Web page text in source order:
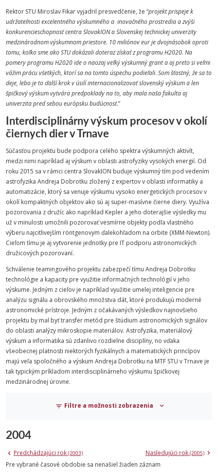
Rektor STU Miroslav Fikar vyjadril presvedčenie, že “projekt prispeje k
udržateľnosti excelentného výskumného a inovačného prostredia a zvýši
konkurencieschopnosť centra SlovakION a Slovenskej technickej univerzity
medzinárodnom výskumnom priestore. 10 miliónov eur je dvojnásobok oproti
tomu, koľko sme ako STU dokázali doteraz získať z programu H2020. Na
pomery programu H2020 ide o naozaj veľký výskumný grant a aj preto si veľmi
vážim prácu všetkých, ktorí sa na tomto úspechu podieľali. Som šťastný, že sa to
deje, lebo je to ďalší krok v úsilí internacionalizovať slovenský výskum a len
špičkový výskum vytvára predpoklady na to, aby mala naša fakulta aj
univerzita pred sebou európsku budúcnosť.”
Interdisciplinárny výskum procesov v okolí
čiernych dier v Trnave
Súčasťou projektu bude podpora celého spektra výskumných aktivít,
medzi nimi napríklad aj výskum v oblasti astrofyziky vysokých energií. Od
roku 2015 sa v rámci centra SlovakION buduje výskumný tím pod vedením
astrofyzika Andreja Dobrotku zložený z expertov v oblasti informatiky a
automatizácie, ktorý sa venuje výskumu vysoko energetických procesov v
okolí kompaktných objektov ako sú aj super-masívne čierne diery. Využíva
pozorovania z družíc ako napríklad Kepler a jeho doterajšie výsledky mu
už v minulosti umožnili pozorovať vesmírne objekty podľa vlastného
výberu najcitlivejším röntgenovym ďalekohľadom na orbite (XMM-Newton).
Cieľom tímu je aj vytvorenie jednotky pre IT podporu astronomických
družicových pozorovaní.
Schválenie teamingového projektu zabezpečí tímu Andreja Dobrotku
technológie a kapacity pre využitie informačných technológií v jeho
výskume. Jedným z cieľov je napríklad využitie umelej inteligencie pre
analýzu signálu a obrovského množstva dát, ktoré produkujú moderné
astronomické prístroje. Jedným z očakávaných výsledkov najnovšieho
projektu by mal byť transfer metód pre štúdium astronomických signálov
do oblasti analýzy mikroskopie materiálov. Astrofyzika, materiálový
výskum a informatika sú zdanlivo rozdielne disciplíny, no vďaka
všeobecnej platnosti niektorých fyzikálnych a matematických princípov
majú veľa spoločného a výskum Andreja Dobrotku na MTF STU v Trnave je
tak typickým príkladom interdisciplinárneho výskumu špičkovej
medzinárodnej úrovne.
Filtre a možnosti zobrazenia
2004
Predchádzajúci rok (2003) Nasledujúci rok (2005)
Pre vybrané časové obdobie sa nenašiel žiaden záznam